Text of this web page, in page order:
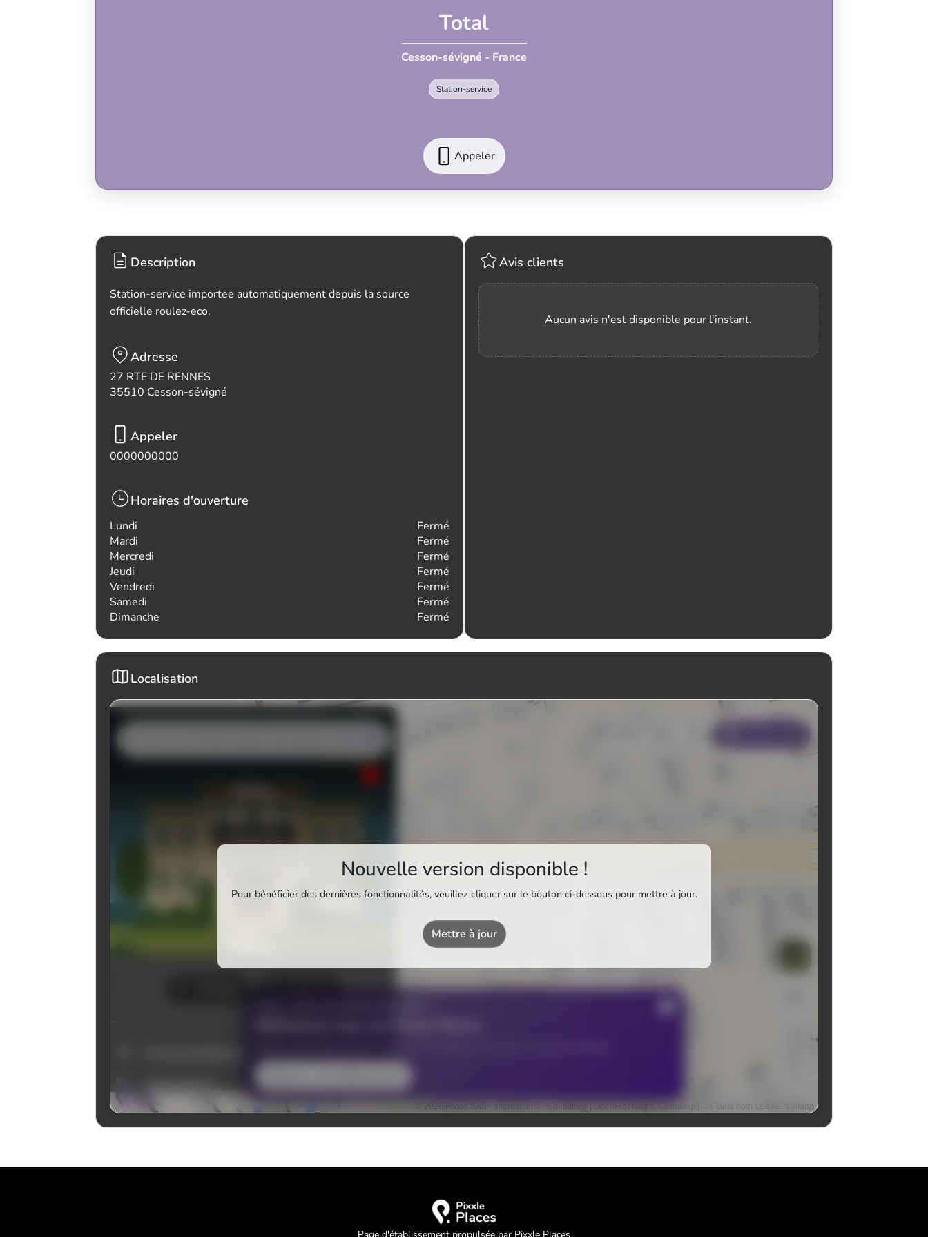
Total
Cesson-sévigné - France
Station-service
Appeler
Description
Station-service importee automatiquement depuis la source
officielle roulez-eco.
Adresse
27 RTE DE RENNES
35510 Cesson-sévigné
Appeler
0000000000
Horaires d'ouverture
Lundi
Fermé
Mardi
Fermé
Mercredi
Fermé
Jeudi
Fermé
Vendredi
Fermé
Samedi
Fermé
Dimanche
Fermé
Avis clients
Aucun avis n'est disponible pour l'instant.
Localisation